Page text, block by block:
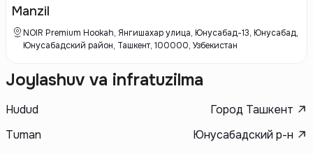
объектов, что делает их привлекательными не только с точки зрения
Manzil
NOIR Premium Hookah, Янгишахар улица, Юнусабад-13, Юнусабад,
Юнусабадский район, Ташкент, 100000, Узбекистан
Joylashuv va infratuzilma
Hudud
Город Ташкент
Tuman
Юнусабадский р-н